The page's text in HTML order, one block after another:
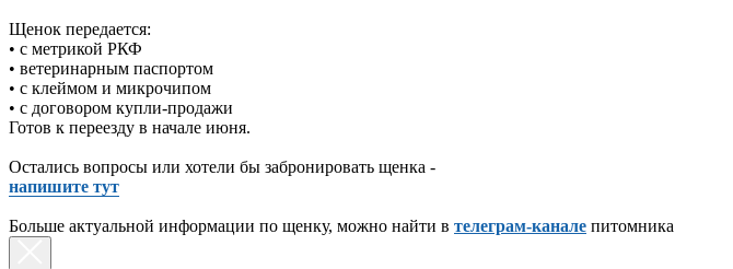
Щенок передается:
• с метрикой РКФ
• ветеринарным паспортом
• с клеймом и микрочипом
• с договором купли-продажи
Готов к переезду в начале июня.
Остались вопросы или хотели бы забронировать щенка -
напишите тут
Больше актуальной информации по щенку, можно найти в телеграм-канале питомника